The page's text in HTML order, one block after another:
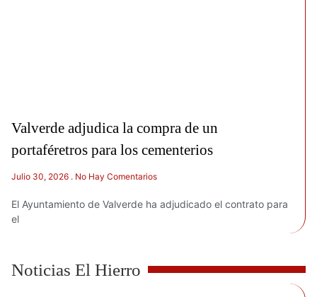
Valverde adjudica la compra de un
portaféretros para los cementerios
Julio 30, 2026 No Hay Comentarios
El Ayuntamiento de Valverde ha adjudicado el contrato para
el
Noticias El Hierro